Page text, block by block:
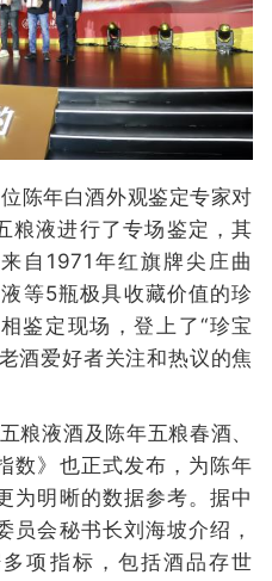
陈年白酒外观鉴定专家对
粮液进行了专场鉴定，其
自1971年红旗牌尖庄曲
等5瓶极具收藏价值的珍
鉴定现场，登上了“珍宝
酒爱好者关注和热议的焦
粮液酒及陈年五粮春酒、
数》也正式发布，为陈年
为明晰的数据参考。据中
员会秘书长刘海坡介绍，
项指标，包括酒品存世